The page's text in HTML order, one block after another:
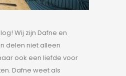
Wij zijn Dafne en
delen niet alleen
ook een liefde voor
Dafne weet als